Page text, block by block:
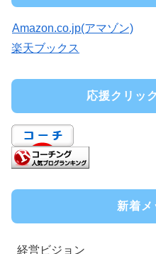
Amazon.co.jp(アマゾン)
楽天ブックス
応援クリッ
新着メ
経営ビジョン